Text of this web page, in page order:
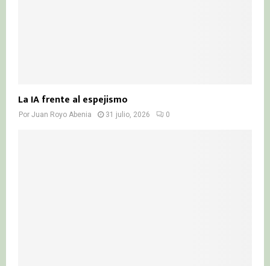
La IA frente al espejismo
Por Juan Royo Abenia 31 julio, 2026 0